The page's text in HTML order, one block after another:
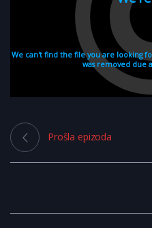
Prošla epizoda